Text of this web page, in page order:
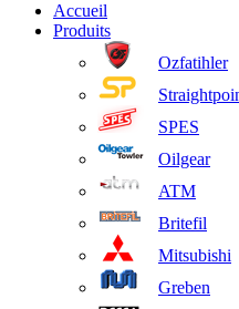
Accueil
Produits
Ozfatihler
SPES
Oilgear
ATM
Britefil
Mitsubishi
Greben